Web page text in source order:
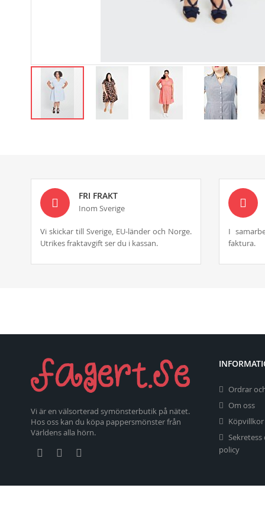
the
images
gallery
FRI FRAKT
Inom Sverige
Vi skickar till Sverige, EU-länder och Norge.
Utrikes fraktavgift ser du i kassan.
I
faktura.
Vi är en välsorterad symönsterbutik på nätet.
Hos oss kan du köpa pappersmönster från
Världens alla hörn.
Ordrar
Om oss
Köpvillkor
Sekretess
policy